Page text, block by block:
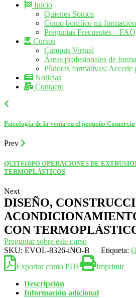
Inicio
Quienes Somos
Como bonifico mi formación
Preguntas Frecuentes –
Cursos
Campus Virtual
Áreas profesionales de
Píldoras formativas: Accede
Noticias
Contacto
Psicología de la venta en el pequeño Comercio
Prev
QUIT010PO OPERACIONES DE
TERMOPLÁSTICOS
Next
DISEÑO,
CON
Preguntar sobre este curso
SKU: EVOL-8326-iNO-B Etiqueta:
Exportar como PDF
Imprimir
Descripción
Información adicional